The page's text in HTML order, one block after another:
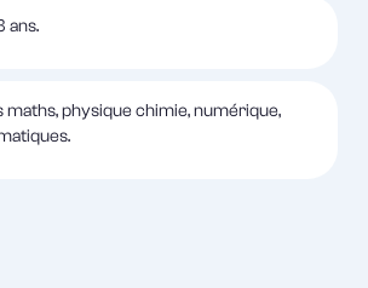
ans.
physique chimie, numérique,